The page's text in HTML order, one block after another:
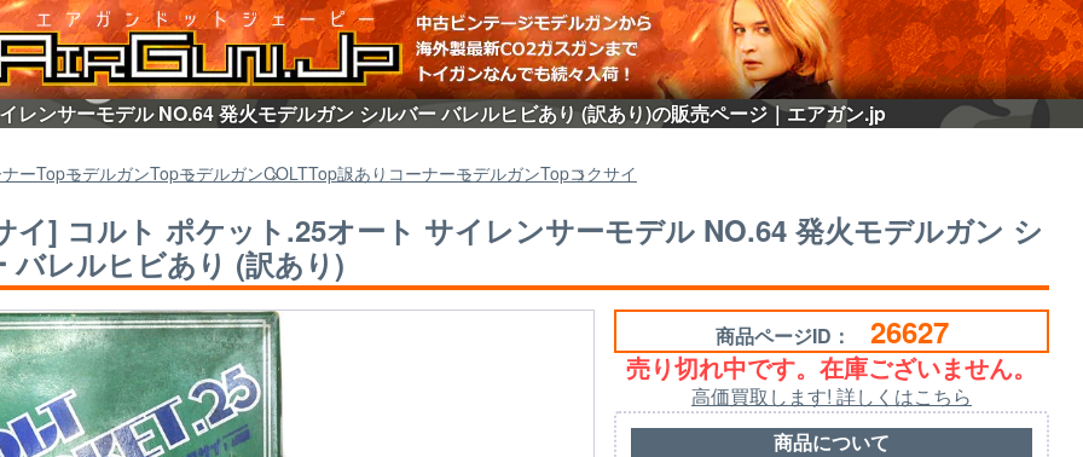
レンサーモデル NO.64 発火モデルガン シルバー バレルヒビあり (訳あり)の販売ページ｜エアガン.jp
ーTopモデルガンTopモデルガンCOLTTop訳ありコーナーモデルガンTopコクサイ
イ] コルト ポケット.25オート サイレンサーモデル NO.64 発火モデルガン シ
バレルヒビあり (訳あり)
商品ページID： 26627
売り切れ中です。在庫ございません。
高価買取します! 詳しくはこちら
商品について